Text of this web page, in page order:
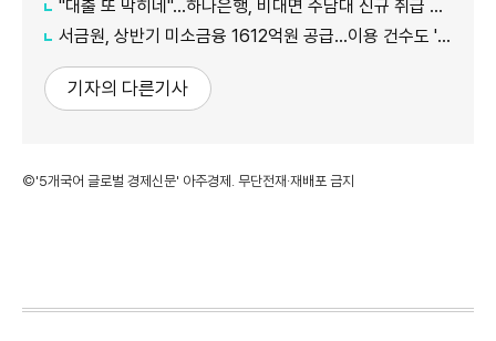
"대출 또 막히네"…하나은행, 비대면 주담대 신규 취급 중단
서금원, 상반기 미소금융 1612억원 공급…이용 건수도 '역대 최대'
기자의 다른기사
©'5개국어 글로벌 경제신문' 아주경제. 무단전재·재배포 금지